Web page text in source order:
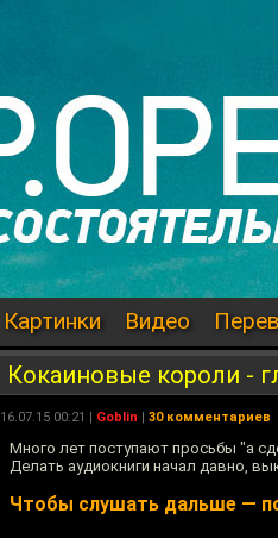
Картинки Видео
Кокаиновые короли -
16.07.15 00:21 | Goblin | 30 комментариев
Много лет поступают просьбы "а
Делать аудиокниги начал давно,
Чтобы слушать дальше —